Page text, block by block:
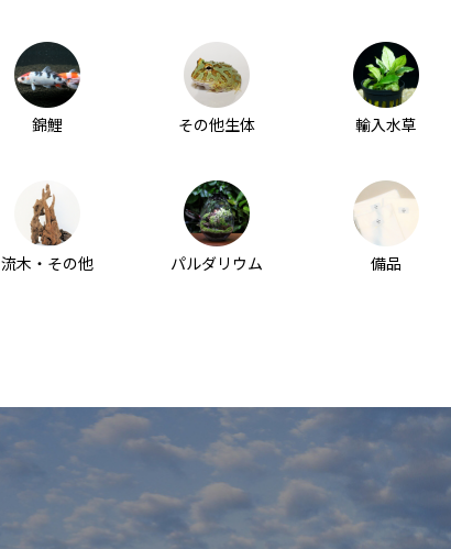
錦鯉 その他生体 輸入水草
流木・その他 パルダリウム 備品